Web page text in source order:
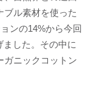
ブル素材を使った
ンの14%から今回
した。その中に
ガニックコットン